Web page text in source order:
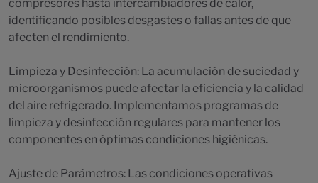
compresores hasta intercambiadores de calor,
identificando posibles desgastes o fallas antes de que
afecten el rendimiento.
Limpieza y Desinfección: La acumulación de suciedad y
microorganismos puede afectar la eficiencia y la calidad
del aire refrigerado. Implementamos programas de
limpieza y desinfección regulares para mantener los
componentes en óptimas condiciones higiénicas.
Ajuste de Parámetros: Las condiciones operativas